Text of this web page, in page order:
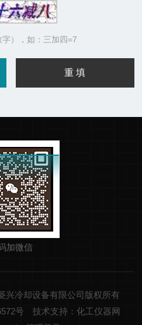
），如：三加四=7
加微信
兴冷却设备有限公司版权所有
号
技术支持：化工仪器网